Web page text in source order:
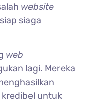
website
siaga
web
lagi. Mereka
untuk